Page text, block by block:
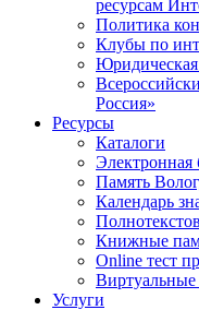
ресурсам
Политика
Клубы по
Россия»
Ресурсы
Каталоги
Электронная
Память
Календарь
Книжные
Online тест
Виртуальные
Услуги